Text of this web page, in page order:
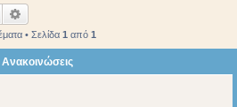
Αναζήτηση
• Σελίδα 1 από 1
Ανακοινώσεις